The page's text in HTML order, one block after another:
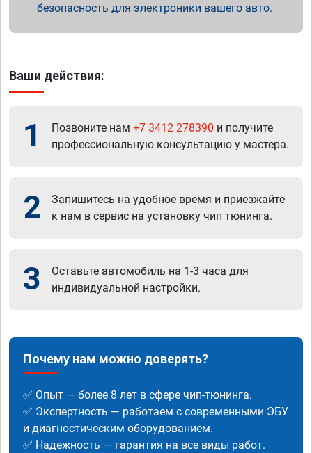
безопасность для электроники вашего авто.
Ваши действия:
1 Позвоните нам +7 3412 278390 и получите
профессиональную консультацию у мастера.
2
Запишитесь на удобное время и приезжайте
к нам в сервис на установку чип тюнинга.
3
Оставьте автомобиль на 1-3 часа для
индивидуальной настройки.
Почему нам можно доверять?
✅ Опыт — более 8 лет в сфере чип-тюнинга.
✅ Экспертность — работаем с современными ЭБУ
и диагностическим оборудованием.
✅ Надежность — гарантия на все виды работ.